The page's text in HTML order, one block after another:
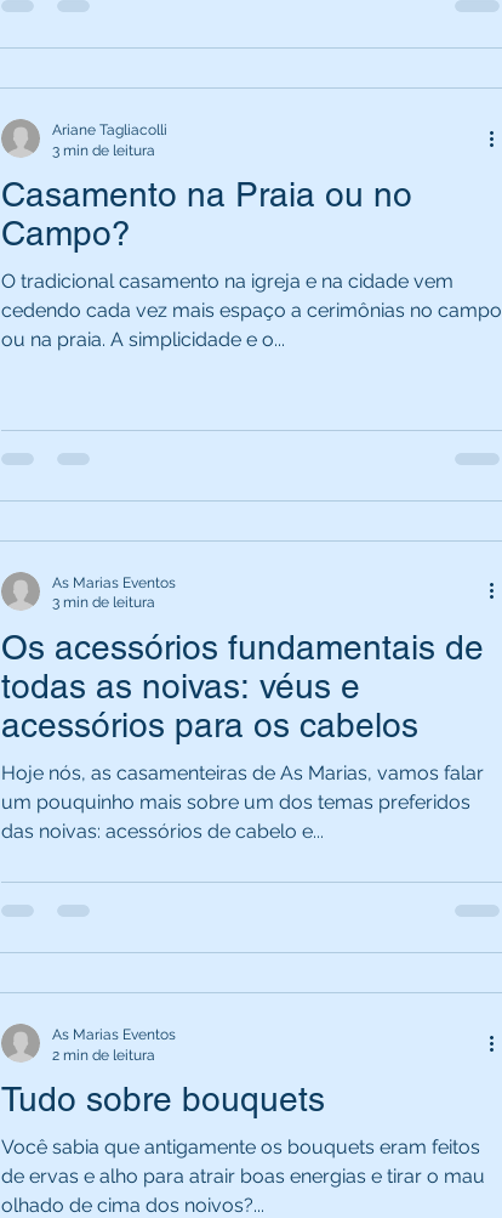
Casamento na Praia ou no
Campo?
O tradicional casamento na igreja e na cidade vem
cedendo cada vez mais espaço a cerimônias no campo
ou na praia. A simplicidade e o...
Ariane Tagliacolli
3 min de leitura
Os acessórios fundamentais de
todas as noivas: véus e
acessórios para os cabelos
Hoje nós, as casamenteiras de As Marias, vamos falar
um pouquinho mais sobre um dos temas preferidos
das noivas: acessórios de cabelo e...
As Marias Eventos
3 min de leitura
Tudo sobre bouquets
Você sabia que antigamente os bouquets eram feitos
de ervas e alho para atrair boas energias e tirar o mau
olhado de cima dos noivos?...
As Marias Eventos
2 min de leitura